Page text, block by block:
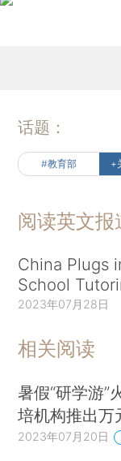
话题：
#教育部 +
阅读英文报
China Plugs
School
2023年07月28日
相关阅读
暑假“研学游”
培机构推出万
2023年07月20日